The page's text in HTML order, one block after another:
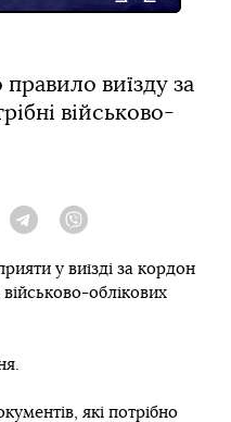
виїзду за
військово-
TelegramViber
у виїзді за кордон
облікових
які потрібно